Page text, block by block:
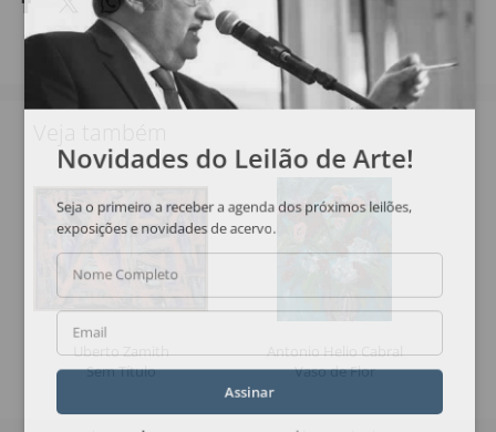
Uberto Zamith
Sem Título
Antonio Helio Cabral
Vaso de Flor
Novidades do Leilão de Arte!
Seja o primeiro a receber a agenda dos próximos leilões,
exposições e novidades de acervo.
Nome Completo
Email
Assinar